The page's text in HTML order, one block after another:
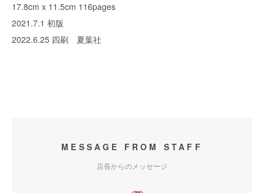
17.8cm x 11.5cm 116pages
2021.7.1 初版
2022.6.25 四刷 夏葉社
MESSAGE FROM STAFF
店長からのメッセージ